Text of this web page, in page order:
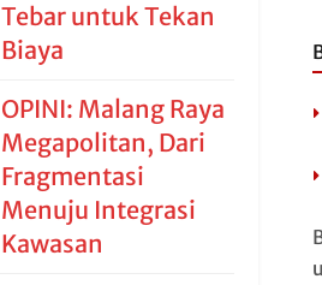
Tebar untuk Tekan
Biaya
OPINI: Malang Raya
Megapolitan, Dari
Fragmentasi
Menuju Integrasi
Kawasan